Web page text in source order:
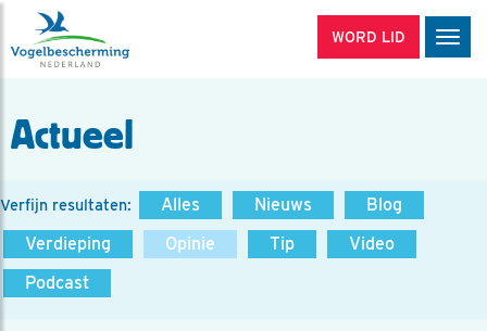
WORD LID
Actueel
Verfijn resultaten: Alles Nieuws
Blog
Verdieping
Opinie Tip
Video
Podcast